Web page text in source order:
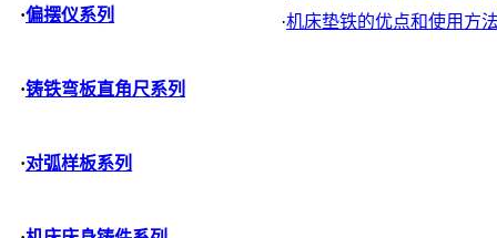
·偏摆仪系列
·铸铁弯板直角尺系列
·对弧样板系列
·机床垫铁的优点和使用方